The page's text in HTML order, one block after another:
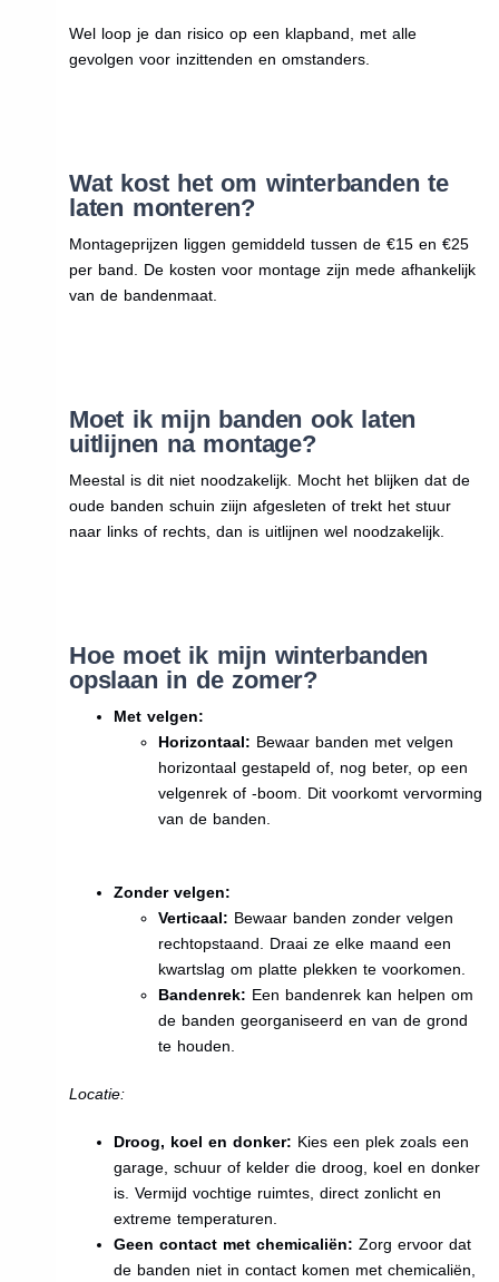
Wel loop je dan risico op een klapband, met alle
gevolgen voor inzittenden en omstanders.
Wat kost het om winterbanden te
laten monteren?
Montageprijzen liggen gemiddeld tussen de €15 en €25
per band. De kosten voor montage zijn mede afhankelijk
van de bandenmaat.
Moet ik mijn banden ook laten
uitlijnen na montage?
Meestal is dit niet noodzakelijk. Mocht het blijken dat de
oude banden schuin ziijn afgesleten of trekt het stuur
naar links of rechts, dan is uitlijnen wel noodzakelijk.
Hoe moet ik mijn winterbanden
opslaan in de zomer?
Met velgen:
Horizontaal: Bewaar banden met velgen
horizontaal gestapeld of, nog beter, op een
velgenrek of -boom. Dit voorkomt vervorming
van de banden.
Zonder velgen:
Verticaal: Bewaar banden zonder velgen
rechtopstaand. Draai ze elke maand een
kwartslag om platte plekken te voorkomen.
Bandenrek: Een bandenrek kan helpen om
de banden georganiseerd en van de grond
te houden.
Locatie:
Droog, koel en donker: Kies een plek zoals een
garage, schuur of kelder die droog, koel en donker
is. Vermijd vochtige ruimtes, direct zonlicht en
extreme temperaturen.
Geen contact met chemicaliën: Zorg ervoor dat
de banden niet in contact komen met chemicaliën,